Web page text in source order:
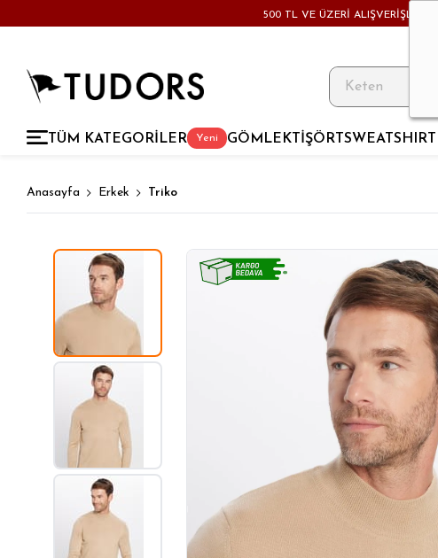
500 TL VE ÜZERİ
Yeni
TÜM KATEGORİLER GÖMLEK TİŞÖRT SWEATSHIRT
Anasayfa Erkek Triko